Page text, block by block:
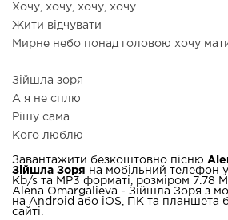
Хочу, хочу, хочу, хочу
Жити відчувати
Мирне небо понад головою хочу
Зійшла зоря
А я не сплю
Рішу сама
Кого люблю
Завантажити безкоштовно пісню
Зійшла Зоря на мобільний телефон у
Kb/s та MP3 форматі, розміром 7.78
Alena Omargalieva - Зійшла Зоря з
на Android або iOS, ПК та планшета
сайті.